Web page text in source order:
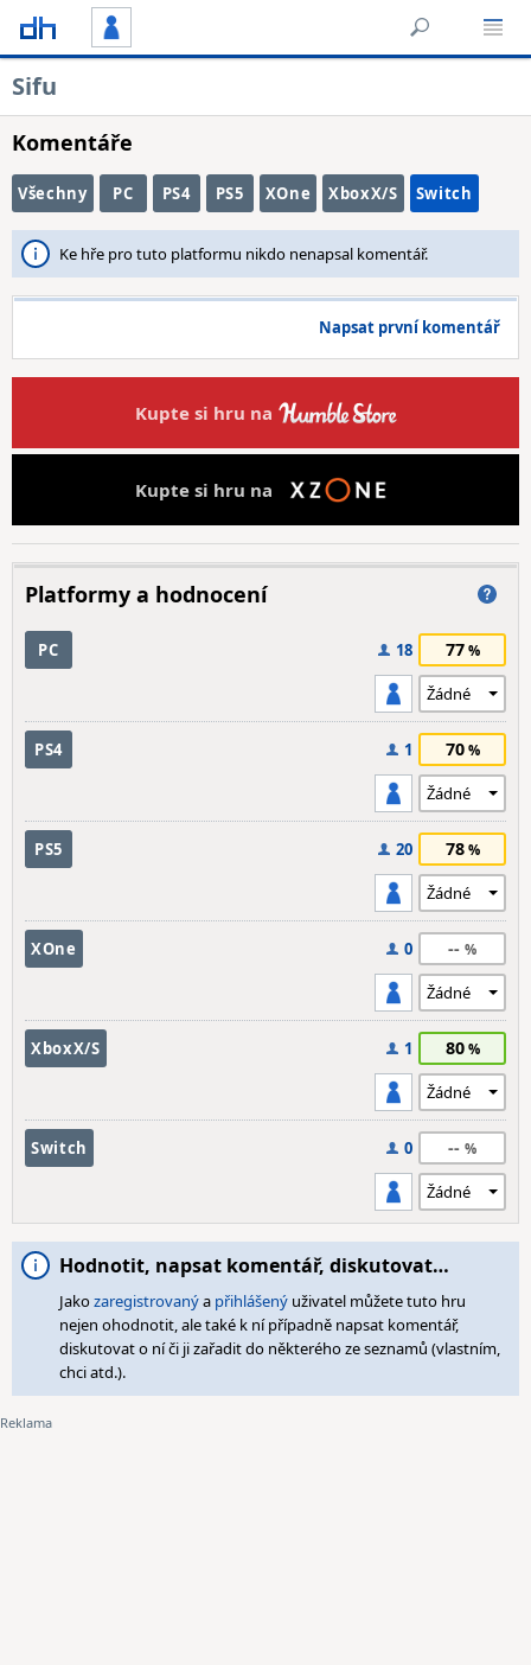
Sifu
Komentáře
Všechny PC PS4 PS5 XOne XboxX/S Switch
Ke hře pro tuto platformu nikdo nenapsal komentář.
Napsat první komentář
Kupte si hru na
Kupte si hru na
Platformy a hodnocení
PC 18 77
PS4 1 70
PS5 20 78
XOne 0 --
XboxX/S 1 80
Switch 0 --
Hodnotit, napsat komentář, diskutovat…
Jakozaregistrovanýa přihlášený uživatel můžete tuto hru
nejen ohodnotit, ale také k ní případně napsat komentář,
diskutovat o ní či ji zařadit do některého ze seznamů (vlastním,
chci atd.).